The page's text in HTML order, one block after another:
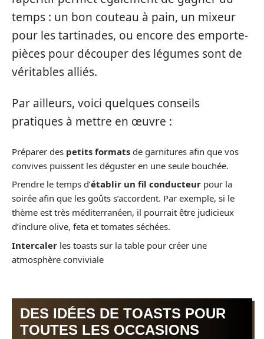
temps : un bon couteau à pain, un mixeur
pour les tartinades, ou encore des emporte-
pièces pour découper des légumes sont de
véritables alliés.
Par ailleurs, voici quelques conseils
pratiques à mettre en œuvre :
Préparer des petits formats de garnitures afin que vos
convives puissent les déguster en une seule bouchée.
Prendre le temps d’établir un fil conducteur pour la
soirée afin que les goûts s’accordent. Par exemple, si le
thème est très méditerranéen, il pourrait être judicieux
d’inclure olive, feta et tomates séchées.
Intercaler les toasts sur la table pour créer une
atmosphère conviviale
DES IDÉES DE TOASTS POUR
TOUTES LES OCCASIONS